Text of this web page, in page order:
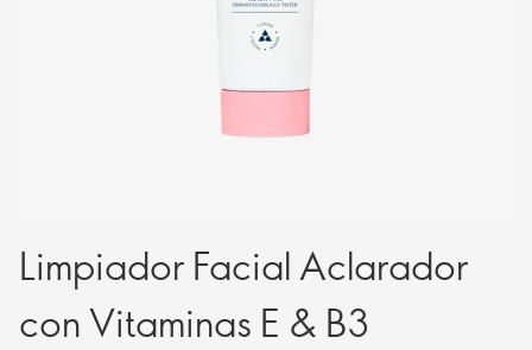
Limpiador Facial Aclarador
con Vitaminas E & B3